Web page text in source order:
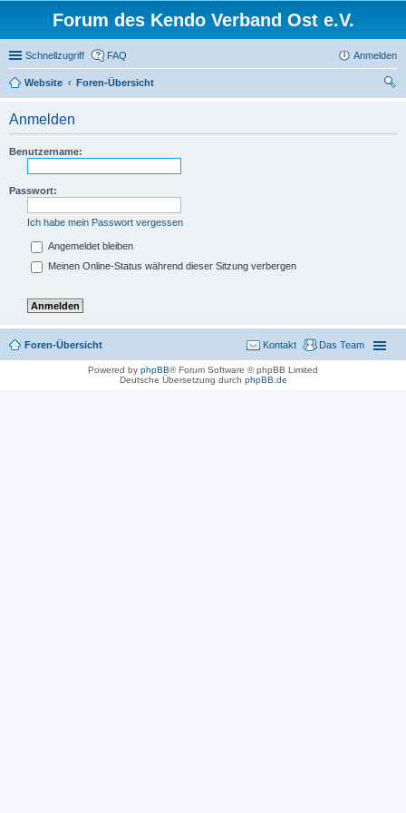
Forum des Kendo Verband Ost e.V.
Schnellzugriff FAQ Anmelden
Website
Foren-Übersicht
Anmelden
Benutzername:
Passwort:
Ich habe mein Passwort vergessen
Angemeldet bleiben
Meinen Online-Status während dieser Sitzung verbergen
Foren-Übersicht Das Team
Kontakt
Powered by phpBB® Forum Software © phpBB Limited
Deutsche Übersetzung durch phpBB.de